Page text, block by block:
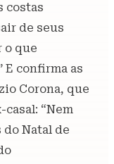
costas
de seus
o que
E confirma as
Corona, que
“Nem
Natal de